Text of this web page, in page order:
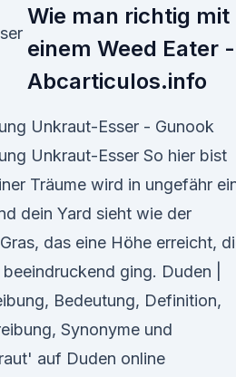
Wie man richtig mit
einem Weed Eater -
Abcarticulos.info
Unkraut-Esser - Gunook
Unkraut-Esser So hier bist
Träume wird in ungefähr
dein Yard sieht wie der
das eine Höhe erreicht,
ging. Duden |
Bedeutung, Definition,
Synonyme und
auf Duden online